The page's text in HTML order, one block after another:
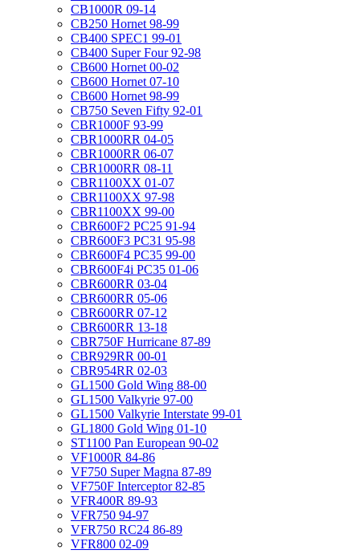
CB1000R 09-14
CB250 Hornet 98-99
CB400 SPEC1 99-01
CB400 Super Four 92-98
CB600 Hornet 00-02
CB600 Hornet 07-10
CB600 Hornet 98-99
CB750 Seven Fifty 92-01
CBR1000F 93-99
CBR1000RR 04-05
CBR1000RR 06-07
CBR1000RR 08-11
CBR1100XX 01-07
CBR1100XX 97-98
CBR1100XX 99-00
CBR600F2 PC25 91-94
CBR600F3 PC31 95-98
CBR600F4 PC35 99-00
CBR600F4i PC35 01-06
CBR600RR 03-04
CBR600RR 05-06
CBR600RR 07-12
CBR600RR 13-18
CBR750F Hurricane 87-89
CBR929RR 00-01
CBR954RR 02-03
GL1500 Gold Wing 88-00
GL1500 Valkyrie 97-00
GL1500 Valkyrie Interstate 99-01
GL1800 Gold Wing 01-10
ST1100 Pan European 90-02
VF1000R 84-86
VF750 Super Magna 87-89
VF750F Interceptor 82-85
VFR400R 89-93
VFR750 94-97
VFR750 RC24 86-89
VFR800 02-09